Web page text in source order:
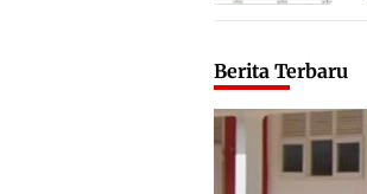
Berita Terbaru